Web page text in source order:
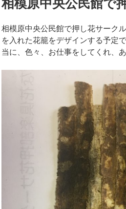
日:
相模原中央公民館で
相模原中央公民館で押し花サーク
を入れた花籠をデザインする予定
当に、色々、お仕事をしてくれ、